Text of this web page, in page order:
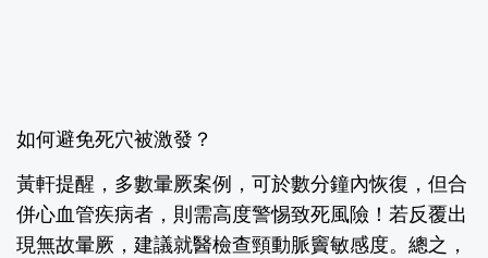
如何避免死穴被激發？
黃軒提醒，多數暈厥案例，可於數分鐘內恢復，但合
併心血管疾病者，則需高度警惕致死風險！若反覆出
現無故暈厥，建議就醫檢查頸動脈竇敏感度。 總之，